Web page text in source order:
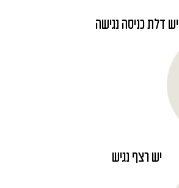
יש דלת כניסה נגישה
יש רצף נגיש